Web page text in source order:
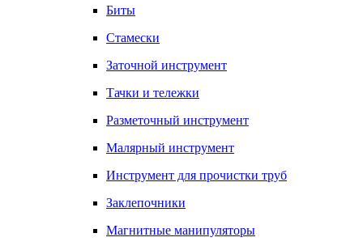
Биты
Стамески
Заточной инструмент
Тачки и тележки
Разметочный инструмент
Малярный инструмент
Инструмент для прочистки труб
Заклепочники
Магнитные манипуляторы